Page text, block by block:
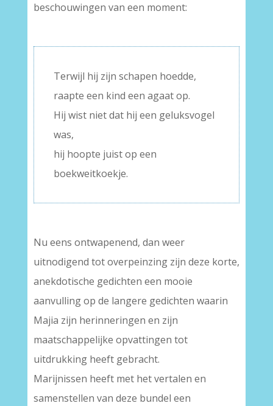
beschouwingen van een moment:
Terwijl hij zijn schapen hoedde,
raapte een kind een agaat op.
Hij wist niet dat hij een geluksvogel
was,
hij hoopte juist op een
boekweitkoekje.
Nu eens ontwapenend, dan weer
uitnodigend tot overpeinzing zijn deze korte,
anekdotische gedichten een mooie
aanvulling op de langere gedichten waarin
Majia zijn herinneringen en zijn
maatschappelijke opvattingen tot
uitdrukking heeft gebracht.
Marijnissen heeft met het vertalen en
samenstellen van deze bundel een